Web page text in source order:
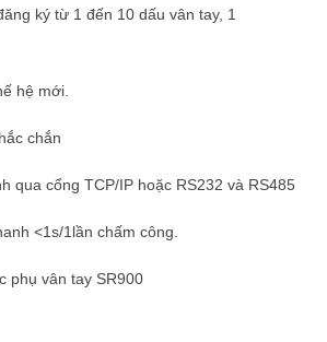
ký từ 1 đến 10 dấu vân tay, 1
hệ mới.
chắn
qua cổng TCP/IP hoặc RS232 và RS485
<1s/1lần chấm công.
phụ vân tay SR900